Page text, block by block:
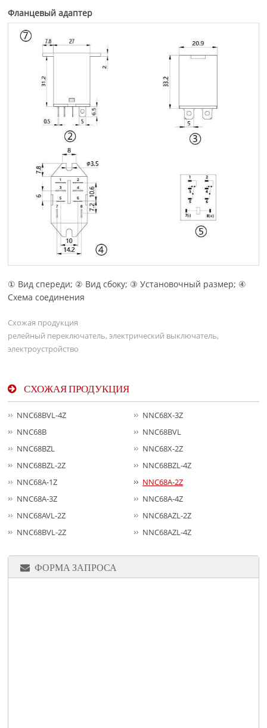
Фланцевый адаптер
① Вид спереди; ② Вид сбоку; ③ Установочный размер; ④
Схема соединения
Схожая продукция
релейный переключатель, электрический выключатель,
электроустройство
СХОЖАЯ ПРОДУКЦИЯ
NNC68BVL-4Z
NNC68X-3Z
NNC68B
NNC68BVL
NNC68BZL
NNC68X-2Z
NNC68BZL-2Z
NNC68BZL-4Z
NNC68A-1Z
NNC68A-2Z
NNC68A-3Z
NNC68A-4Z
NNC68AVL-2Z
NNC68AZL-2Z
NNC68BVL-2Z
NNC68AZL-4Z
ФОРМА ЗАПРОСА